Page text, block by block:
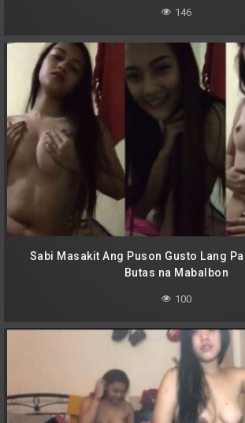
146
Sabi Masakit Ang Puson Gusto Lang
Butas na Mabalbon
100